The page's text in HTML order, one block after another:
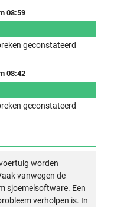
08:59
geconstateerd
08:42
geconstateerd
worden
vanwegen de
sjoemelsoftware. Een
verholpen is. In